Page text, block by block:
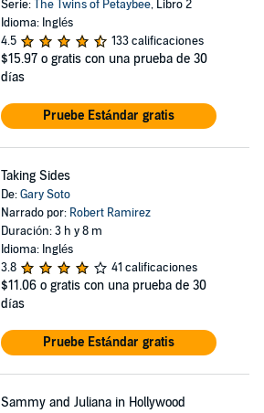
Serie:The Twins of Petaybee, Libro 2
Idioma: Inglés
4.5
133 calificaciones
$15.97 o gratis con una prueba de 30
días
Pruebe Estándar gratis
Taking Sides
De:Gary Soto
Narrado por: Robert Ramirez
Duración: 3 h y 8 m
Idioma: Inglés
3.8
41 calificaciones
$11.06 o gratis con una prueba de 30
días
Pruebe Estándar gratis
Sammy and Juliana in Hollywood